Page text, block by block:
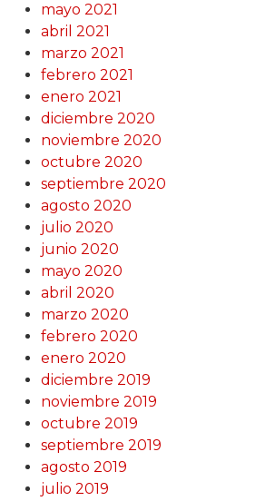
mayo 2021
abril 2021
marzo 2021
febrero 2021
enero 2021
diciembre 2020
noviembre 2020
octubre 2020
septiembre 2020
agosto 2020
julio 2020
junio 2020
mayo 2020
abril 2020
marzo 2020
febrero 2020
enero 2020
diciembre 2019
noviembre 2019
octubre 2019
septiembre 2019
agosto 2019
julio 2019